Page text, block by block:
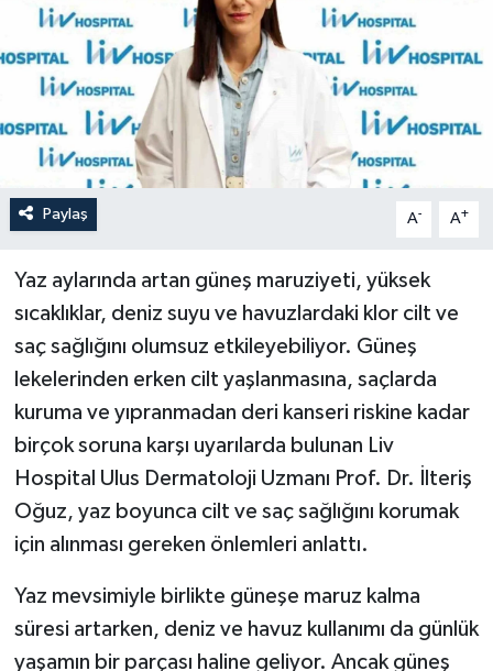
Paylaş A- A+
Yaz aylarında artan güneş maruziyeti, yüksek
sıcaklıklar, deniz suyu ve havuzlardaki klor cilt ve
saç sağlığını olumsuz etkileyebiliyor. Güneş
lekelerinden erken cilt yaşlanmasına, saçlarda
kuruma ve yıpranmadan deri kanseri riskine kadar
birçok soruna karşı uyarılarda bulunan Liv
Hospital Ulus Dermatoloji Uzmanı Prof. Dr. İlteriş
Oğuz, yaz boyunca cilt ve saç sağlığını korumak
için alınması gereken önlemleri anlattı.
Yaz mevsimiyle birlikte güneşe maruz kalma
süresi artarken, deniz ve havuz kullanımı da günlük
yaşamın bir parçası haline geliyor. Ancak güneş
YAŞAM